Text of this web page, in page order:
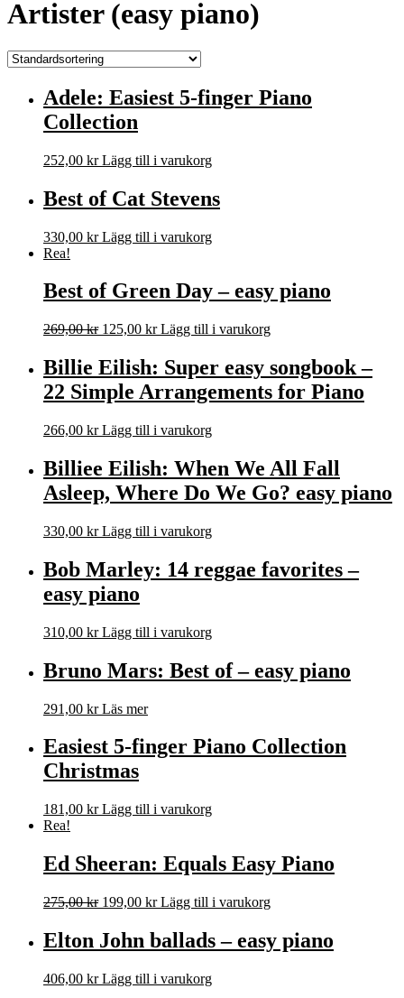
Artister (easy piano)
Adele: Easiest 5-finger Piano
Collection
252,00 kr Lägg till i varukorg
Best of Cat Stevens
330,00 kr Lägg till i varukorg
Rea!
Best of Green Day – easy piano
269,00kr Det
priset
var:
269,00 kr.
125,00 krDet
priset
är:
125,00 kr.
Lägg till i varukorg
Billie Eilish: Super easy songbook –
22 Simple Arrangements for Piano
266,00 kr Lägg till i varukorg
Billiee Eilish: When We All Fall
Asleep, Where Do We Go? easy piano
330,00 kr Lägg till i varukorg
Bob Marley: 14 reggae favorites –
easy piano
310,00 kr Lägg till i varukorg
Bruno Mars: Best of – easy piano
291,00 kr Läs mer
Easiest 5-finger Piano Collection
Christmas
181,00 kr Lägg till i varukorg
Rea!
Ed Sheeran: Equals Easy Piano
275,00kr Det
priset
var:
199,00 krDet
priset
är:
Lägg till i varukorg
Elton John ballads – easy piano
406,00 kr Lägg till i varukorg